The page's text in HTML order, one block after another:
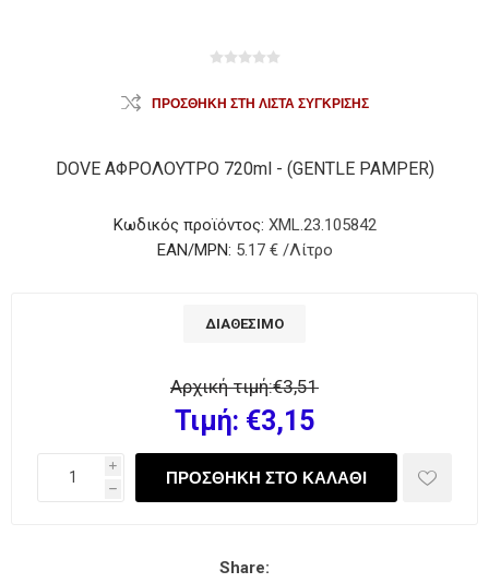
ΠΡΟΣΘΉΚΗ ΣΤΗ ΛΊΣΤΑ ΣΎΓΚΡΙΣΗΣ
DOVE ΑΦΡΟΛΟΥΤΡO 720ml - (GENTLE PAMPER)
Κωδικός προϊόντος: XML.23.105842
EAN/MPN: 5.17 € /Λίτρο
ΔΙΑΘΈΣΙΜΟ
Αρχική τιμή:€3,51
Τιμή: €3,15
i
h
Share: